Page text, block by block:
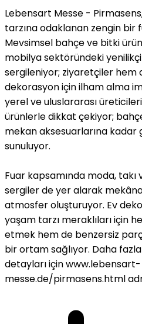
Lebensart Messe -
tarzına odaklanan zengin bir
Mevsimsel bahçe ve bitki
mobilya sektöründeki
sergileniyor; ziyaretçiler hem
dekorasyon için ilham alma
yerel ve uluslararası
ürünlerle dikkat çekiyor;
mekan aksesuarlarına kadar
sunuluyor.
Fuar kapsamında moda,
sergiler de yer alarak
atmosfer oluşturuyor. Ev
yaşam tarzı meraklıları için
etmek hem de benzersiz
bir ortam sağlıyor. Daha
detayları için www.lebensart-
messe.de/pirmasens.html